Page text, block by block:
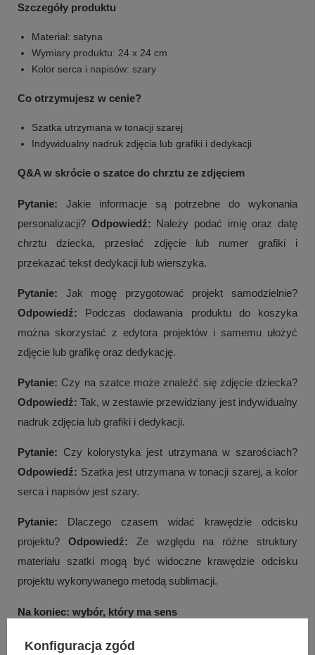
Szczegóły produktu
Materiał: satyna
Wymiary produktu: 24 x 24 cm
Kolor serca i napisów: szary
Co otrzymujesz w cenie?
Szatka utrzymana w tonacji szarej
Indywidualny nadruk zdjęcia lub grafiki i dedykacji
Q&A w skrócie o szatce do chrztu ze zdjęciem
Pytanie: Jakie informacje są potrzebne do wykonania
personalizacji? Odpowiedź: Należy podać imię oraz datę
chrztu dziecka, przesłać zdjęcie lub numer grafiki i
przekazać tekst dedykacji lub wierszyka.
Pytanie: Jak mogę przygotować projekt samodzielnie?
Odpowiedź: Podczas dodawania produktu do koszyka
można skorzystać z edytora projektów i samemu ułożyć
zdjęcie lub grafikę oraz dedykację.
Pytanie: Czy na szatce może znaleźć się zdjęcie dziecka?
Odpowiedź: Tak, w zestawie przewidziany jest indywidualny
nadruk zdjęcia lub grafiki i dedykacji.
Pytanie: Czy kolorystyka jest utrzymana w szarościach?
Odpowiedź: Szatka jest utrzymana w tonacji szarej, a kolor
serca i napisów jest szary.
Pytanie: Dlaczego czasem widać krawędzie odcisku
projektu? Odpowiedź: Ze względu na różne struktury
materiału szatki mogą być widoczne krawędzie odcisku
projektu wykonywanego metodą sublimacji.
Na koniec: wybór, który ma sens
Jeśli zależy Ci na pamiątce Chrztu Świętego, która łączy
Konfiguracja zgód